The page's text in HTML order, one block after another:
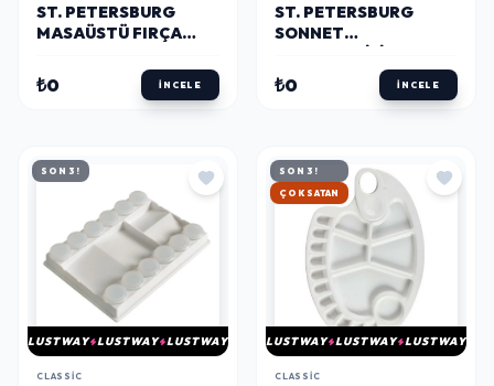
ST. PETERSBURG
MASAÜSTÜ FIRÇA
15X13 CM.
₺0 İNCELE
ST. PETERSBURG
SONNET
BÖLMELI SU KABI 15
CM.
₺0 İNCELE
SON 3!
LUSTWAY LUSTWAY LUSTWAY
CLASSIC
SON 3!
HIZLI KARGO
LUSTWAY LUSTWAY LUSTWAY
CLASSIC